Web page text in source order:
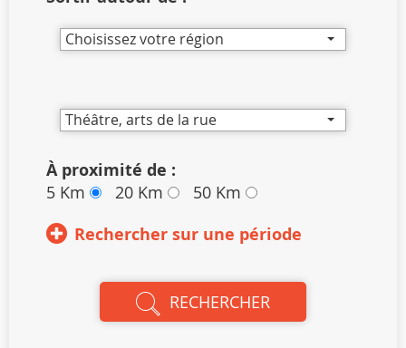
Choisissez votre région
Théâtre, arts de la rue
À proximité de :
5 Km 20 Km 50 Km
Rechercher sur une période
RECHERCHER